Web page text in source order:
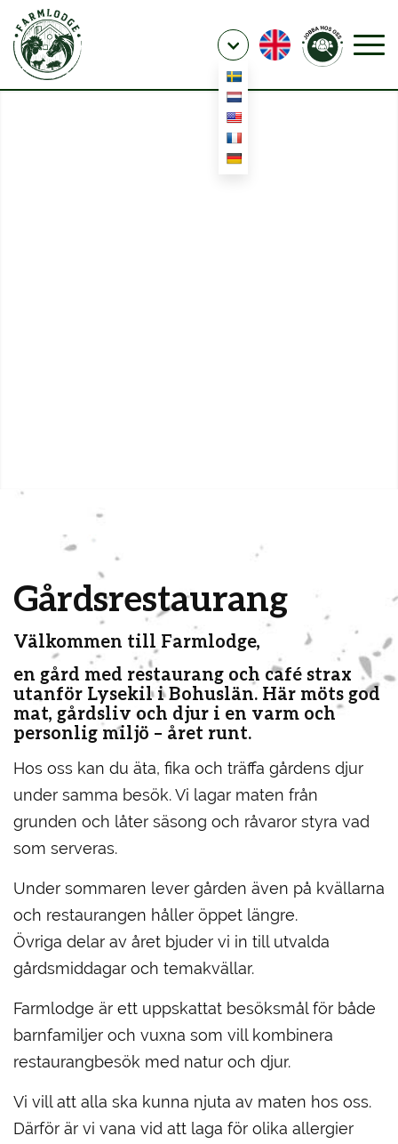
Gårdsrestaurang
Välkommen till Farmlodge,
en gård med restaurang och café strax
utanför Lysekil i Bohuslän. Här möts god
mat, gårdsliv och djur i en varm och
personlig miljö – året runt.
Hos oss kan du äta, fika och träffa gårdens djur
under samma besök. Vi lagar maten från
grunden och låter säsong och råvaror styra vad
som serveras.
Under sommaren lever gården även på kvällarna
och restaurangen håller öppet längre.
Övriga delar av året bjuder vi in till utvalda
gårdsmiddagar och temakvällar.
Farmlodge är ett uppskattat besöksmål för både
barnfamiljer och vuxna som vill kombinera
restaurangbesök med natur och djur.
Vi vill att alla ska kunna njuta av maten hos oss.
Därför är vi vana vid att laga för olika allergier